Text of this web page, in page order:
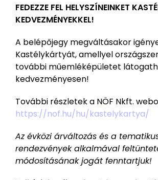
FEDEZZE FEL HELYSZÍNEINKET
KEDVEZMÉNYEKKEL!
A belépőjegy megváltásakor
Kastélykártyát, amellyel
további műemléképületet
kedvezményesen!
További részletek a NÖF Nkft.
https://nof.hu/hu/kastelykartya/
Az évközi árváltozás és a
rendezvények alkalmával
módosításának jogát fenntartjuk!